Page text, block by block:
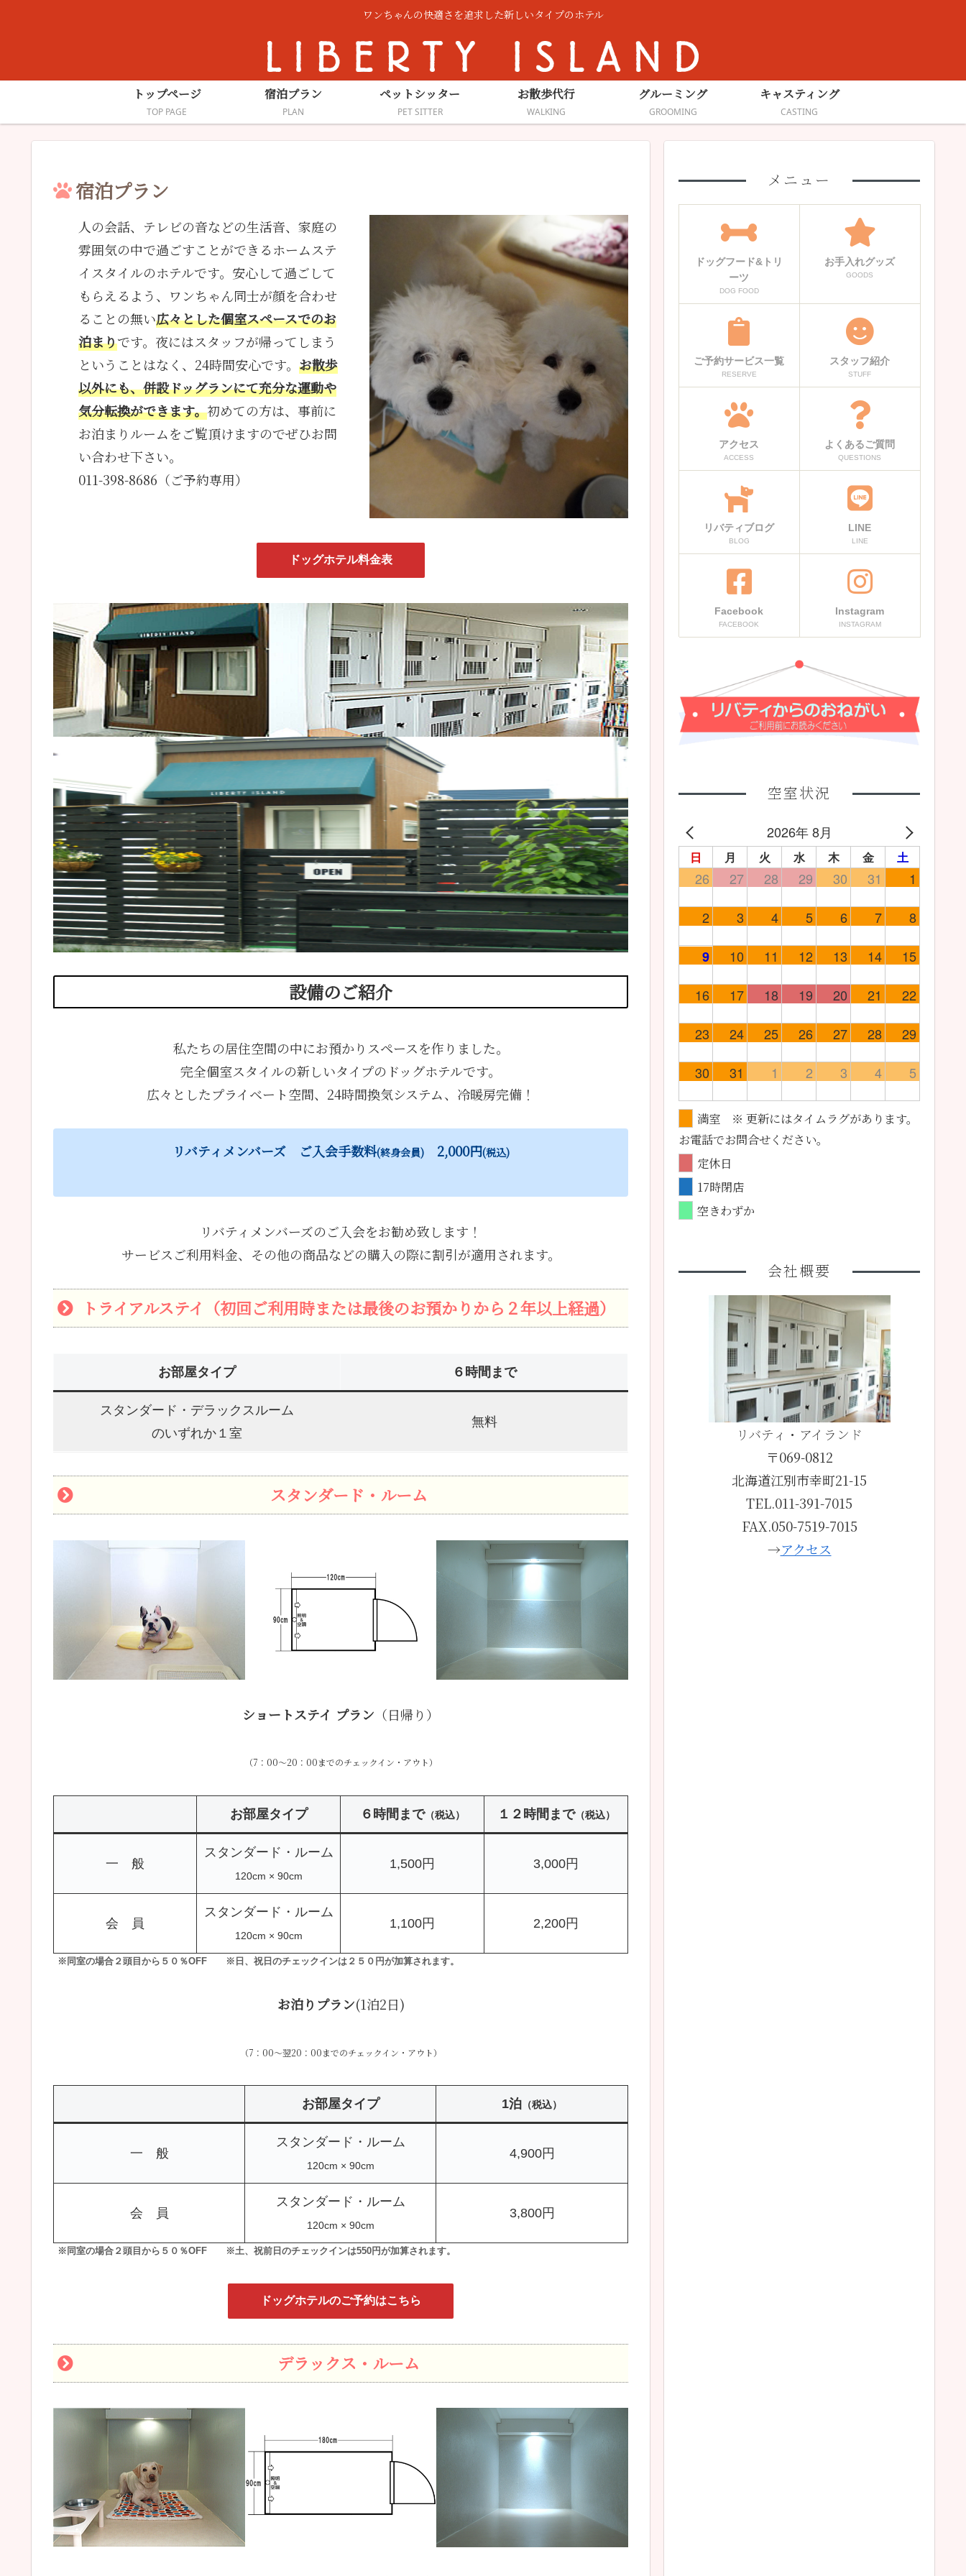
ワンちゃんの快適さを追求した新しいタイプのホテル
トップページ
TOP PAGE
宿泊プラン
PLAN
ペットシッター
PET SITTER
お散歩代行
WALKING
グルーミング
GROOMING
キャスティング
CASTING
宿泊プラン
人の会話、テレビの音などの生活音、家庭の
雰囲気の中で過ごすことができるホームステ
イスタイルのホテルです。安心して過ごして
もらえるよう、ワンちゃん同士が顔を合わせ
ることの無い広々とした個室スペースでのお
泊まりです。夜にはスタッフが帰ってしまう
ということはなく、24時間安心です。お散歩
以外にも、併設ドッグランにて充分な運動や
気分転換ができます。初めての方は、事前に
お泊まりルームをご覧頂けますのでぜひお問
い合わせ下さい。
011-398-8686（ご予約専用）
ドッグホテル料金表
設備のご紹介
私たちの居住空間の中にお預かりスペースを作りました。
完全個室スタイルの新しいタイプのドッグホテルです。
広々としたプライベート空間、24時間換気システム、冷暖房完備！
リバティメンバーズ ご入会手数料(終身会員)2,000円(税込)
リバティメンバーズのご入会をお勧め致します！
サービスご利用料金、その他の商品などの購入の際に割引が適用されます。
トライアルステイ（初回ご利用時または最後のお預かりから２年以上経過）
お部屋タイプ ６時間まで
スタンダード・デラックスルーム
のいずれか１室
無料
スタンダード・ルーム
ショートステイ プラン （日帰り）
（7：00～20：00までのチェックイン・アウト）
お部屋タイプ ６時間まで（税込） １２時間まで（税込）
一 般
スタンダード・ルーム
120cm × 90cm
1,500円 3,000円
会 員
スタンダード・ルーム
120cm × 90cm
1,100円 2,200円
※同室の場合２頭目から５０％OFF ※日、祝日のチェックインは２５０円が加算されます。
お泊りプラン(1泊2日)
（7：00～翌20：00までのチェックイン・アウト）
お部屋タイプ 1泊 （税込）
一 般
スタンダード・ルーム
120cm × 90cm
4,900円
会 員
スタンダード・ルーム
120cm × 90cm
3,800円
※同室の場合２頭目から５０％OFF ※土、祝前日のチェックインは550円が加算されます。
ドッグホテルのご予約はこちら
デラックス・ルーム
メニュー
ドッグフード&トリ
ーツ
DOG FOOD
お手入れグッズ
GOODS
ご予約サービス一覧
RESERVE
スタッフ紹介
STUFF
アクセス
ACCESS
よくあるご質問
QUESTIONS
リバティブログ
BLOG
LINE
LINE
Facebook
FACEBOOK
Instagram
INSTAGRAM
空室状況
2026年 8月
日 月 火 水 木 金 土
26 27 28 29 30 31 1
2 3 4 5 6 7 8
9 10 11 12 13 14 15
16 17 18 19 20 21 22
23 24 25 26 27 28 29
30 31 1 2 3 4 5
満室 ※ 更新にはタイムラグがあります。
お電話でお問合せください。
定休日
17時閉店
空きわずか
会社概要
リバティ・アイランド
〒069-0812
北海道江別市幸町21-15
TEL.011-391-7015
FAX.050-7519-7015
→アクセス